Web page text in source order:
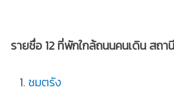
รายชื่อ 12 ที่พักใกล้ถนนคนเดิน สถา
ชมตรัง